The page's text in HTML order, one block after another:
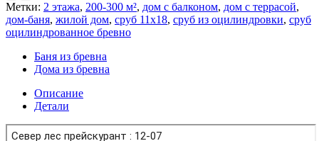
Метки: 2 этажа, 200-300 м², дом с балконом, дом с террасой,
дом-баня, жилой дом, сруб 11x18, сруб из оцилиндровки, сруб
оцилиндрованное бревно
Баня из бревна
Дома из бревна
Описание
Детали